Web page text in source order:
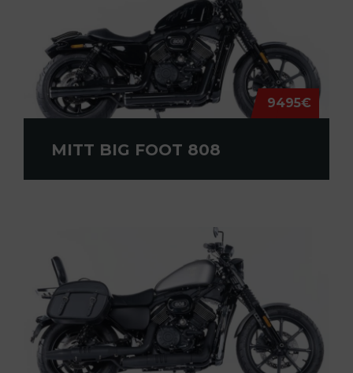
9495€
MITT BIG FOOT 808